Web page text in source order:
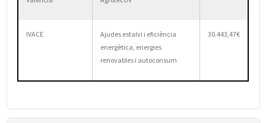
IVACE
Ajudes estalvi i eficiència
energètica, energies
renovables i autoconsum
30.443,47€